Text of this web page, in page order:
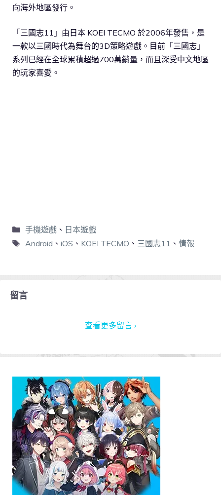
向海外地區發行。
「三國志11」由日本 KOEI TECMO 於2006年發售，是
一款以三國時代為舞台的3D策略遊戲。目前「三國志」
系列已經在全球累積超過700萬銷量，而且深受中文地區
的玩家喜愛。
手機遊戲、 日本遊戲
Android 、 iOS 、 KOEI TECMO 、 三國志11 、 情報
留言
查看更多留言 ›